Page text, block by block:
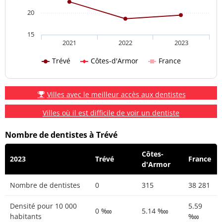
Trévé Côtes-d'Armor France
2021 2022 2023
15
20
Villes avec le meilleur accès aux dentistes
Villes où il est difficile de voir un dentiste
Nombre de dentistes à Trévé
2023 Trévé
Côtes-
d'Armor
France
Nombre de dentistes 0 315 38 281
Densité pour 10 000
habitants
0 ‱ 5.14 ‱
5.59
‱